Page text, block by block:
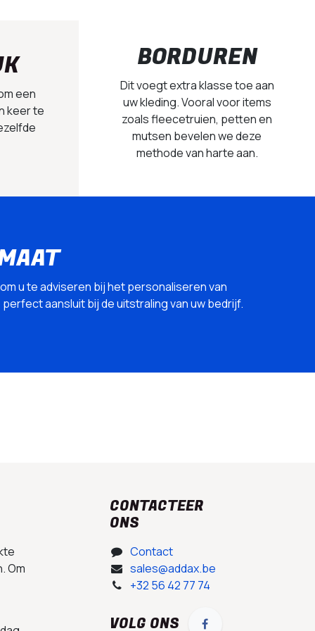
een
keer te
BORDUREN
Dit voegt extra klasse toe aan
uw kleding. Vooral voor items
zoals fleecetruien, petten en
mutsen bevelen we deze
methode van harte aan.
u te adviseren bij het personaliseren van
aansluit bij de uitstraling van uw bedrijf.
Om
CONTACTEER
ONS
Contact
sales@addax.be
+32 56 42 77 74
VOLG ONS